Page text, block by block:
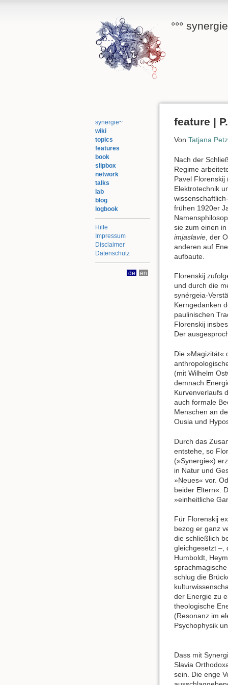
°°°
synergie~
wiki
topics
features
book
slipbox
network
talks
lab
blog
logbook
Hilfe
Impressum
Disclaimer
Datenschutz
de en
feature |
Von Tatjana
Nach der
Regime
Pavel
Elektrotechnik
frühen 1920er
sie zum einen
imjaslavie , der
anderen auf
aufbaute.
Florenskij
und durch die
synérgeia-
Kerngedanken
paulinischen
Florenskij
Der
Die »Magizität«
(mit Wilhelm
demnach
Kurvenverlaufs
auch formale
Menschen an
Ousia und
Durch das
entstehe, so
(»Synergie«)
in Natur und
»Neues« vor.
beider Eltern«.
»einheitliche
Für Florenskij
bezog er ganz
die schließlich
gleichgesetzt –,
Humboldt,
schlug die
der Energie zu
theologische
(Resonanz im
Psychophysik
Dass mit
Slavia
sein. Die enge